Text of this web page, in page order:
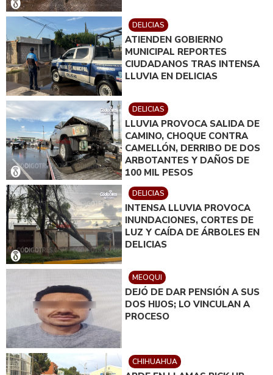
DELICIAS
ATIENDEN GOBIERNO
MUNICIPAL REPORTES
CIUDADANOS TRAS INTENSA
LLUVIA EN DELICIAS
DELICIAS
LLUVIA PROVOCA SALIDA DE
CAMINO, CHOQUE CONTRA
CAMELLÓN, DERRIBO DE DOS
ARBOTANTES Y DAÑOS DE
100 MIL PESOS
DELICIAS
INTENSA LLUVIA PROVOCA
INUNDACIONES, CORTES DE
LUZ Y CAÍDA DE ÁRBOLES EN
DELICIAS
MEOQUI
DEJÓ DE DAR PENSIÓN A SUS
DOS HIJOS; LO VINCULAN A
PROCESO
CHIHUAHUA